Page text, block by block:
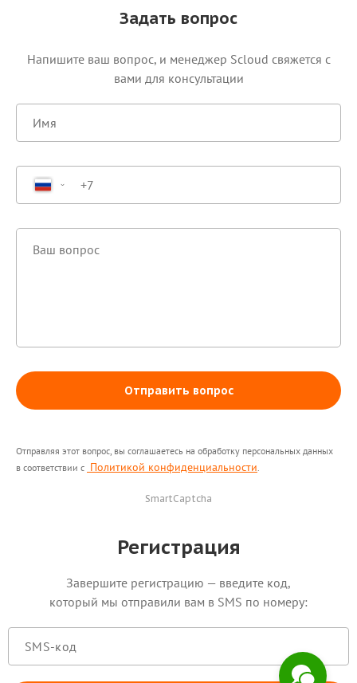
Задать вопрос
Напишите ваш вопрос, и менеджер Scloud свяжется c
вами для консультации
Отправить вопрос
Отправляя этот вопрос, вы соглашаетесь на обработку персональных данных
в соответствии с Политикой конфиденциальности
SmartCaptcha
Регистрация
Завершите регистрацию — введите код,
который мы отправили вам в SMS по номеру:
сервисе , ответим на все